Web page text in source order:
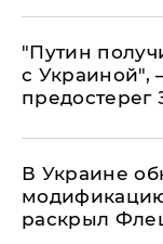
"Путин
с Украиной",
предостерег
В Украине
раскрыл